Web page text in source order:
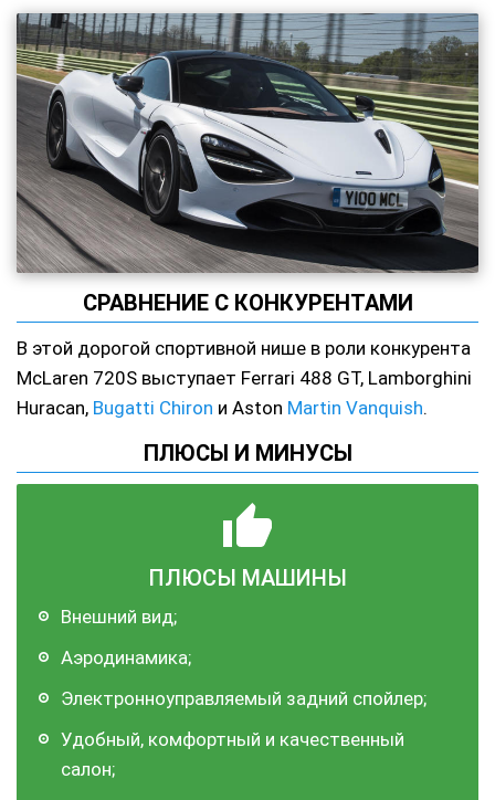
СРАВНЕНИЕ С КОНКУРЕНТАМИ
В этой дорогой спортивной нише в роли конкурента
McLaren 720S выступает Ferrari 488 GT, Lamborghini
Huracan, Bugatti Chiron и Aston Martin Vanquish.
ПЛЮСЫ И МИНУСЫ
ПЛЮСЫ МАШИНЫ
Внешний вид;
Аэродинамика;
Электронноуправляемый задний спойлер;
Удобный, комфортный и качественный
салон;